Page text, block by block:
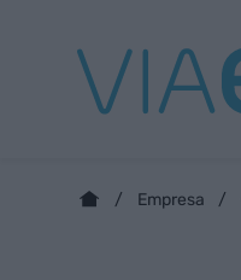
Empresa